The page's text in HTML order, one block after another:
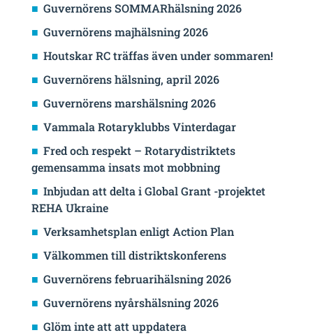
Guvernörens SOMMARhälsning 2026
Guvernörens majhälsning 2026
Houtskar RC träffas även under sommaren!
Guvernörens hälsning, april 2026
Guvernörens marshälsning 2026
Vammala Rotaryklubbs Vinterdagar
Fred och respekt – Rotarydistriktets
gemensamma insats mot mobbning
Inbjudan att delta i Global Grant -projektet
REHA Ukraine
Verksamhetsplan enligt Action Plan
Välkommen till distriktskonferens
Guvernörens februarihälsning 2026
Guvernörens nyårshälsning 2026
Glöm inte att att uppdatera